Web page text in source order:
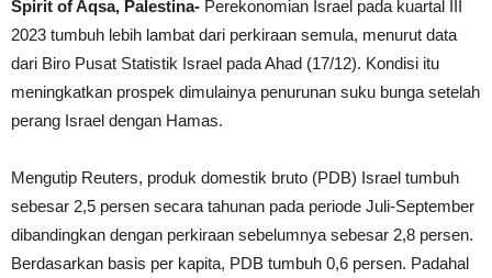
Spirit of Aqsa, Palestina- Perekonomian Israel pada kuartal III
2023 tumbuh lebih lambat dari perkiraan semula, menurut data
dari Biro Pusat Statistik Israel pada Ahad (17/12). Kondisi itu
meningkatkan prospek dimulainya penurunan suku bunga setelah
perang Israel dengan Hamas.
Mengutip Reuters, produk domestik bruto (PDB) Israel tumbuh
sebesar 2,5 persen secara tahunan pada periode Juli-September
dibandingkan dengan perkiraan sebelumnya sebesar 2,8 persen.
Berdasarkan basis per kapita, PDB tumbuh 0,6 persen. Padahal